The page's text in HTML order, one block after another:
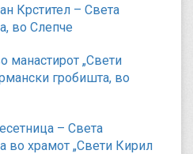
Крстител – Света
во Слепче
манастирот „Свети
гробишта, во
– Света
во храмот „Свети Кирил